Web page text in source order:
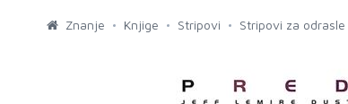
Znanje Knjige Stripovi Stripovi za odrasle